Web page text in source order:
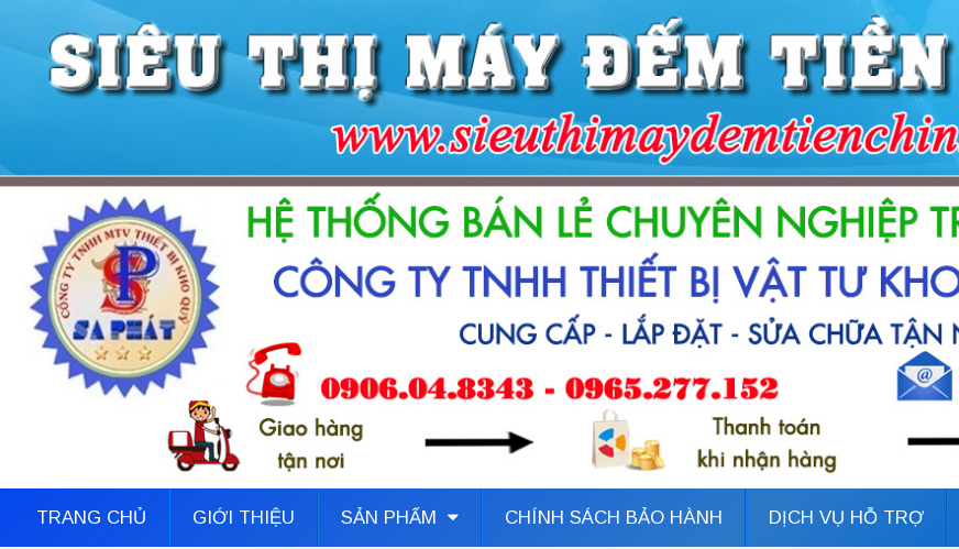
TRANG CHỦ GIỚI THIỆU SẢN PHẨM CHÍNH SÁCH BẢO HÀNH DỊCH VỤ HỖ TRỢ